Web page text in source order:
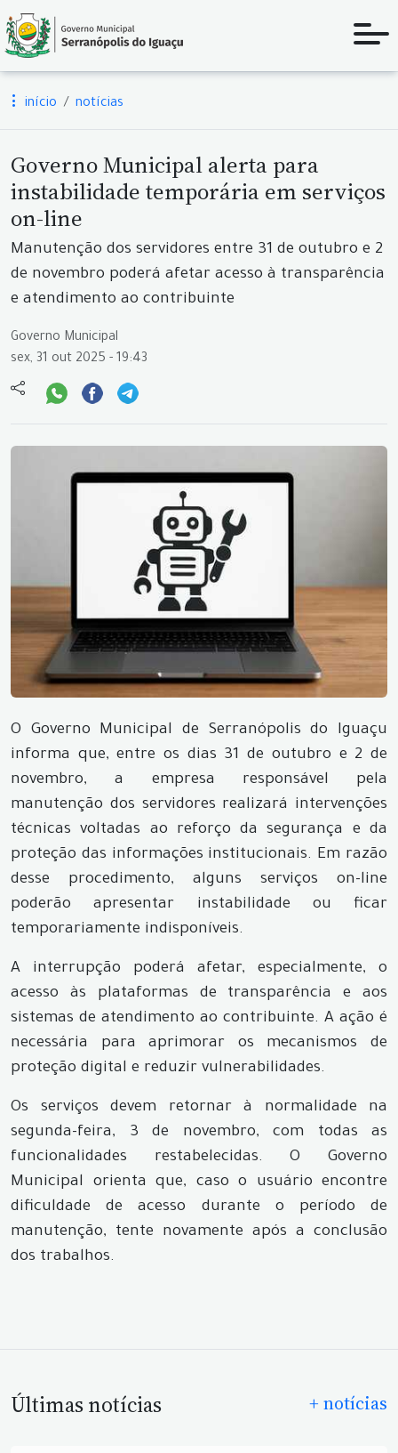
início notícias
Governo Municipal alerta para
instabilidade temporária em serviços
on-line
Manutenção dos servidores entre 31 de outubro e 2
de novembro poderá afetar acesso à transparência
e atendimento ao contribuinte
Governo Municipal
sex, 31 out 2025 - 19:43
O Governo Municipal de Serranópolis do Iguaçu
informa que, entre os dias 31 de outubro e 2 de
novembro, a empresa responsável pela
manutenção dos servidores realizará intervenções
técnicas voltadas ao reforço da segurança e da
proteção das informações institucionais. Em razão
desse procedimento, alguns serviços on-line
poderão apresentar instabilidade ou ficar
temporariamente indisponíveis.
A interrupção poderá afetar, especialmente, o
acesso às plataformas de transparência e aos
sistemas de atendimento ao contribuinte. A ação é
necessária para aprimorar os mecanismos de
proteção digital e reduzir vulnerabilidades.
Os serviços devem retornar à normalidade na
segunda-feira, 3 de novembro, com todas as
funcionalidades restabelecidas. O Governo
Municipal orienta que, caso o usuário encontre
dificuldade de acesso durante o período de
manutenção, tente novamente após a conclusão
dos trabalhos.
Últimas notícias + notícias